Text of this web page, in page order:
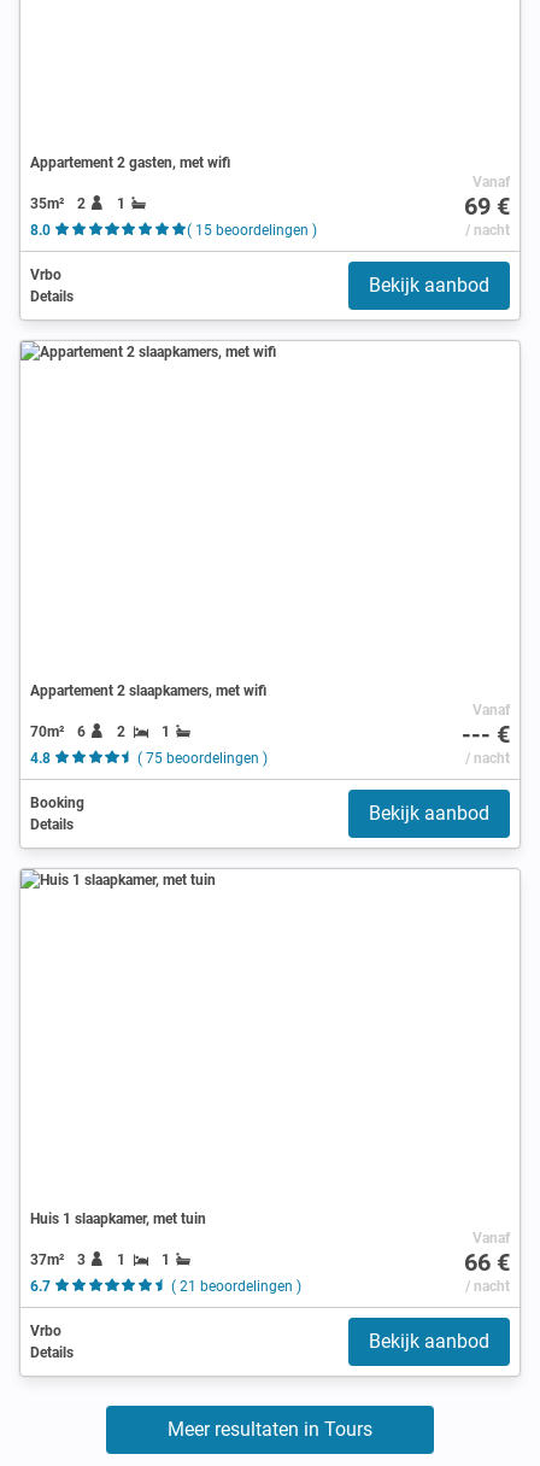
Appartement 2 gasten, met wifi
35m² 2
1
8.0
( 15 beoordelingen )
Vanaf
69 €
/ nacht
Vrbo
Details
Bekijk aanbod
Appartement 2 slaapkamers, met wifi
70m² 6 2
1
4.8
( 75 beoordelingen )
Vanaf
--- €
/ nacht
Booking
Details
Bekijk aanbod
Huis 1 slaapkamer, met tuin
37m² 3 1
1
6.7
( 21 beoordelingen )
Vanaf
66 €
/ nacht
Vrbo
Details
Bekijk aanbod
Meer resultaten in Tours